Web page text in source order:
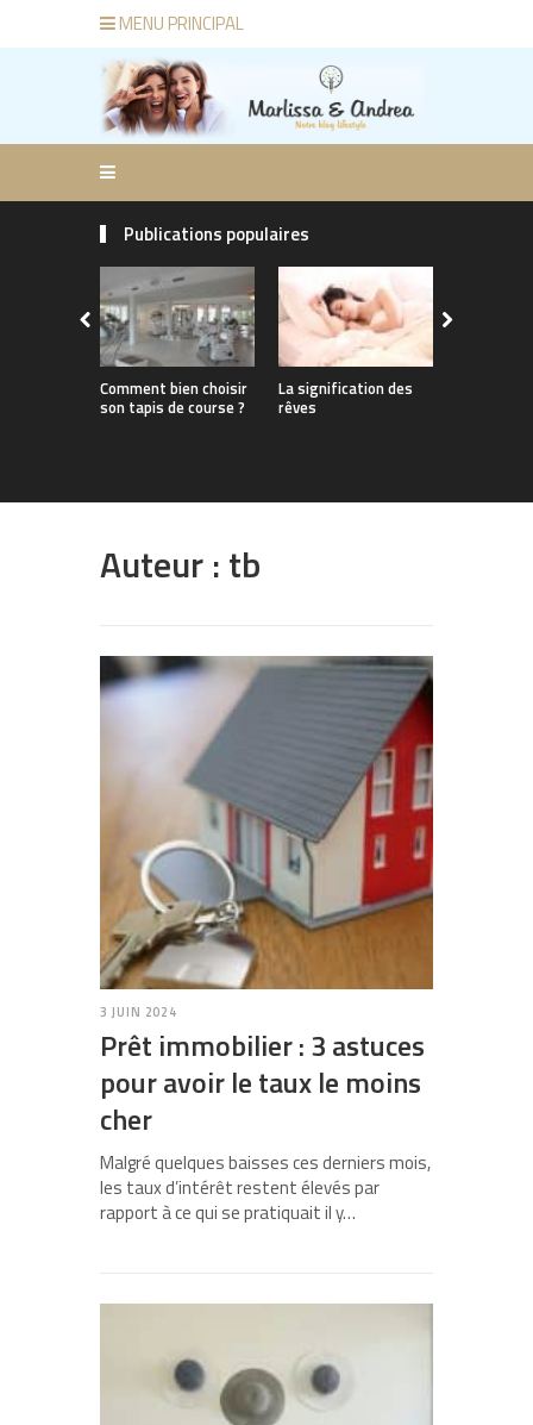
MENU PRINCIPAL
Publications populaires
Comment bien choisir
son tapis de course ?
La signification des
rêves
Auteur :tb
3 JUIN 2024
Prêt immobilier : 3 astuces
pour avoir le taux le moins
cher
Malgré quelques baisses ces derniers mois,
les taux d’intérêt restent élevés par
rapport à ce qui se pratiquait il y…